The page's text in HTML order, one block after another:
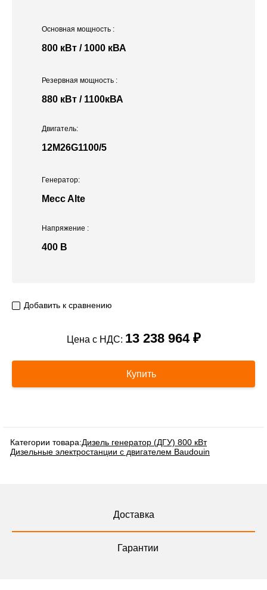
Основная мощность :
800 кВт / 1000 кВА
Двигатель:
12M26G1100/5
Напряжение :
400 В
Резервная мощность :
880 кВт / 1100кВА
Генератор:
Mecc Alte
Добавить к сравнению
Цена с НДС: 13 238 964 ₽
Купить
Категории товара:Дизель генератор (ДГУ) 800 кВт
Дизельные электростанции с двигателем Baudouin
Доставка
Гарантии